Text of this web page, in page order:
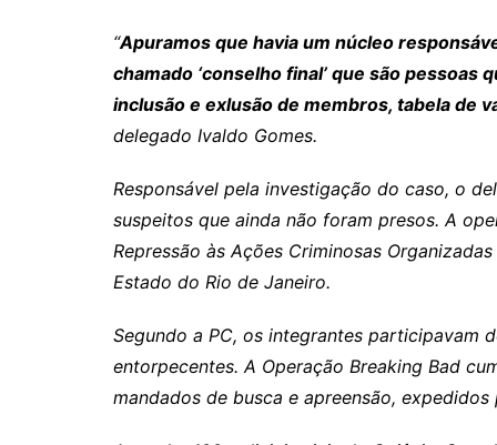
Rialma
Rianápolis
Santa Isabel
Santa Terezinha de Goiás
São Luiz do Norte
Uirapuru
Uruaçu
Uruana
“Apuramos que havia um núcleo
chamado ‘conselho final’ que são
inclusão e exlusão de membros, tabela de
delegado Ivaldo Gomes.
Responsável pela investigação do caso, o
suspeitos que ainda não foram presos. A
Repressão às Ações Criminosas
Estado do Rio de Janeiro.
Segundo a PC, os integrantes participavam
entorpecentes. A Operação Breaking Bad
mandados de busca e apreensão,